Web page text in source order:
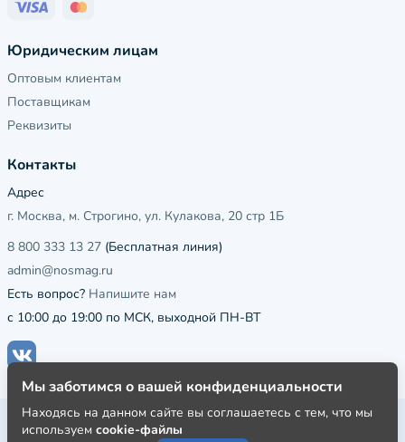
Юридическим лицам
Оптовым клиентам
Поставщикам
Реквизиты
Контакты
Адрес
г. Москва, м. Строгино, ул. Кулакова, 20 стр 1Б
8 800 333 13 27 (Бесплатная линия)
admin@nosmag.ru
Есть вопрос? Напишите нам
с 10:00 до 19:00 по МСК, выходной ПН-ВТ
Публичная оферта
Мы заботимся о вашей конфиденциальности
Находясь на данном сайте вы соглашаетесь с тем, что мы
используем cookie-файлы